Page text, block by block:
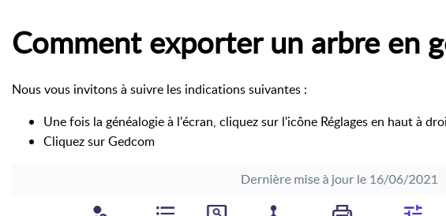
Comment exporter un arbre en
Nous vous invitons à suivre les indications suivantes :
Une fois la généalogie à l'écran, cliquez sur l'icône Réglages en haut à
Cliquez sur Gedcom